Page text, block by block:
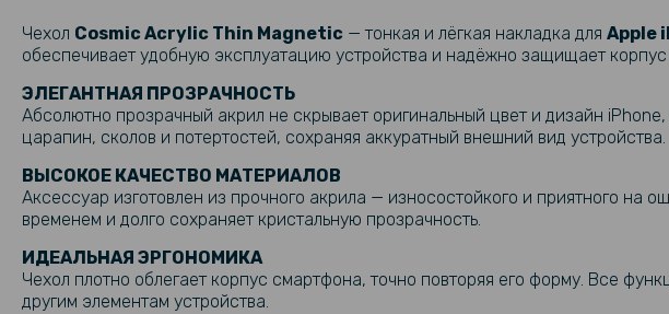
Чехол Cosmic Acrylic Thin Magnetic — тонкая и лёгкая накладка для Apple
обеспечивает удобную эксплуатацию устройства и надёжно защищает
ЭЛЕГАНТНАЯ ПРОЗРАЧНОСТЬ
Абсолютно прозрачный акрил не скрывает оригинальный цвет и дизайн
царапин, сколов и потертостей, сохраняя аккуратный внешний вид устройства.
ВЫСОКОЕ КАЧЕСТВО МАТЕРИАЛОВ
Аксессуар изготовлен из прочного акрила — износостойкого и приятного
временем и долго сохраняет кристальную прозрачность.
ИДЕАЛЬНАЯ ЭРГОНОМИКА
Чехол плотно облегает корпус смартфона, точно повторяя его форму. Все
другим элементам устройства.